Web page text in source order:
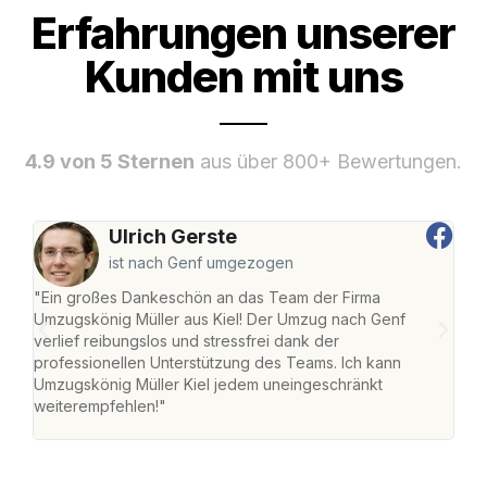
Erfahrungen unserer
Kunden mit uns
4.9 von 5 Sternen aus über 800+ Bewertungen.
Ulrich Gerste
ist nach Genf umgezogen
"Ein großes Dankeschön an das Team der Firma
Umzugskönig Müller aus Kiel! Der Umzug nach Genf
verlief reibungslos und stressfrei dank der
professionellen Unterstützung des Teams. Ich kann
Umzugskönig Müller Kiel jedem uneingeschränkt
weiterempfehlen!"